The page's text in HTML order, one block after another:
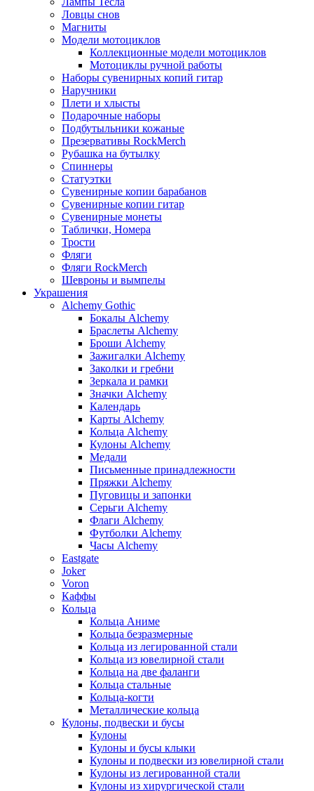
Ловцы снов
Магниты
Модели мотоциклов
Коллекционные модели мотоциклов
Мотоциклы ручной работы
Наборы сувенирных копий гитар
Наручники
Плети и хлысты
Подарочные наборы
Подбутыльники кожаные
Презервативы RockMerch
Рубашка на бутылку
Спиннеры
Статуэтки
Сувенирные копии барабанов
Сувенирные копии гитар
Сувенирные монеты
Таблички, Номера
Трости
Фляги
Фляги RockMerch
Шевроны и вымпелы
Украшения
Alchemy Gothic
Бокалы Alchemy
Браслеты Alchemy
Броши Alchemy
Зажигалки Alchemy
Заколки и гребни
Зеркала и рамки
Значки Alchemy
Календарь
Карты Alchemy
Кольца Alchemy
Кулоны Alchemy
Медали
Письменные принадлежности
Пряжки Alchemy
Пуговицы и запонки
Серьги Alchemy
Флаги Alchemy
Футболки Alchemy
Часы Alchemy
Eastgate
Joker
Voron
Каффы
Кольца
Кольца Аниме
Кольца безразмерные
Кольца из легированной стали
Кольца из ювелирной стали
Кольца на две фаланги
Кольца стальные
Кольца-когти
Металлические кольца
Кулоны, подвески и бусы
Кулоны
Кулоны и бусы клыки
Кулоны и подвески из ювелирной стали
Кулоны из легированной стали
Кулоны из хирургической стали